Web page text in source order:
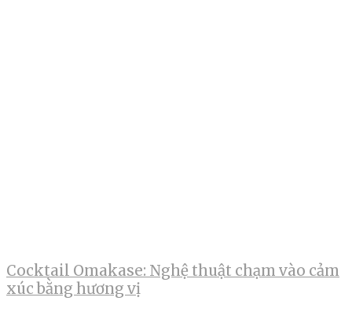
Cocktail Omakase: Nghệ thuật chạm vào cảm
xúc bằng hương vị